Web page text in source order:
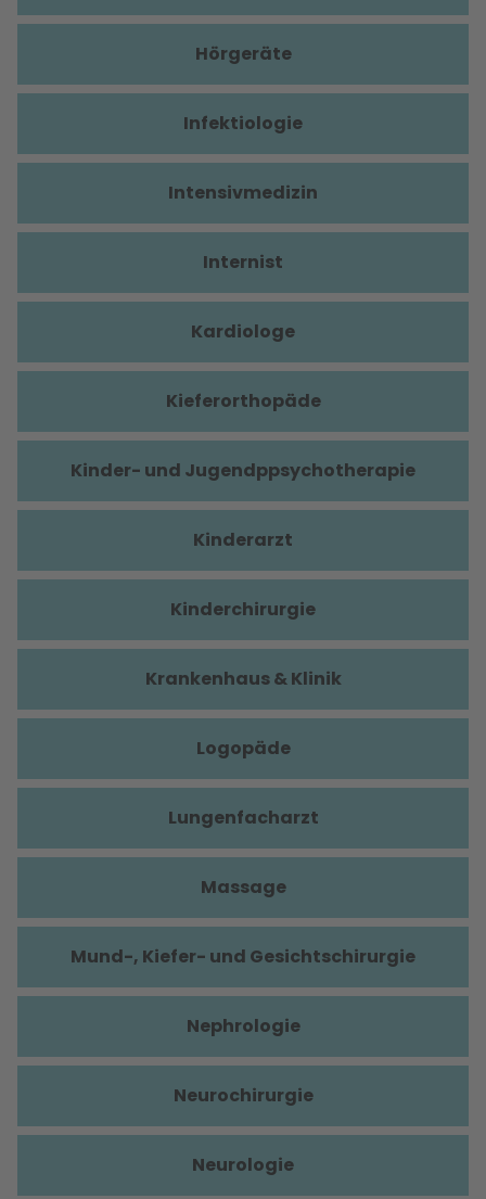
Hörgeräte
Infektiologie
Intensivmedizin
Internist
Kardiologe
Kieferorthopäde
Kinder- und Jugendppsychotherapie
Kinderarzt
Kinderchirurgie
Krankenhaus & Klinik
Logopäde
Lungenfacharzt
Massage
Mund-, Kiefer- und Gesichtschirurgie
Nephrologie
Neurochirurgie
Neurologie